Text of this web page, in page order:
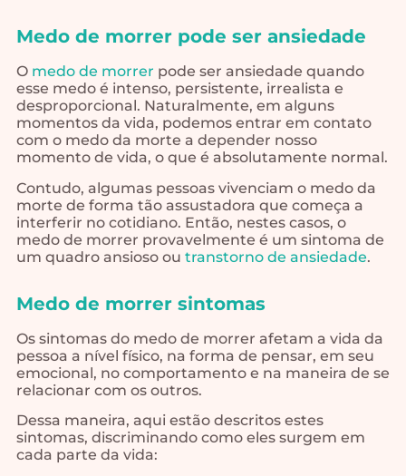
Medo de morrer pode ser ansiedade
O medo de morrer pode ser ansiedade quando
esse medo é intenso, persistente, irrealista e
desproporcional. Naturalmente, em alguns
momentos da vida, podemos entrar em contato
com o medo da morte a depender nosso
momento de vida, o que é absolutamente normal.
Contudo, algumas pessoas vivenciam o medo da
morte de forma tão assustadora que começa a
interferir no cotidiano. Então, nestes casos, o
medo de morrer provavelmente é um sintoma de
um quadro ansioso ou transtorno de ansiedade.
Medo de morrer sintomas
Os sintomas do medo de morrer afetam a vida da
pessoa a nível físico, na forma de pensar, em seu
emocional, no comportamento e na maneira de se
relacionar com os outros.
Dessa maneira, aqui estão descritos estes
sintomas, discriminando como eles surgem em
cada parte da vida: